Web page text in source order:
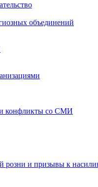
объединений
конфликты со СМИ
розни и призывы к